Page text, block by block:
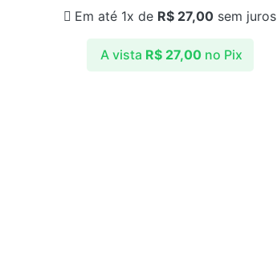
A vista R$ 27,00 no Pix
Em até 1x de R$ 27,00 sem juros